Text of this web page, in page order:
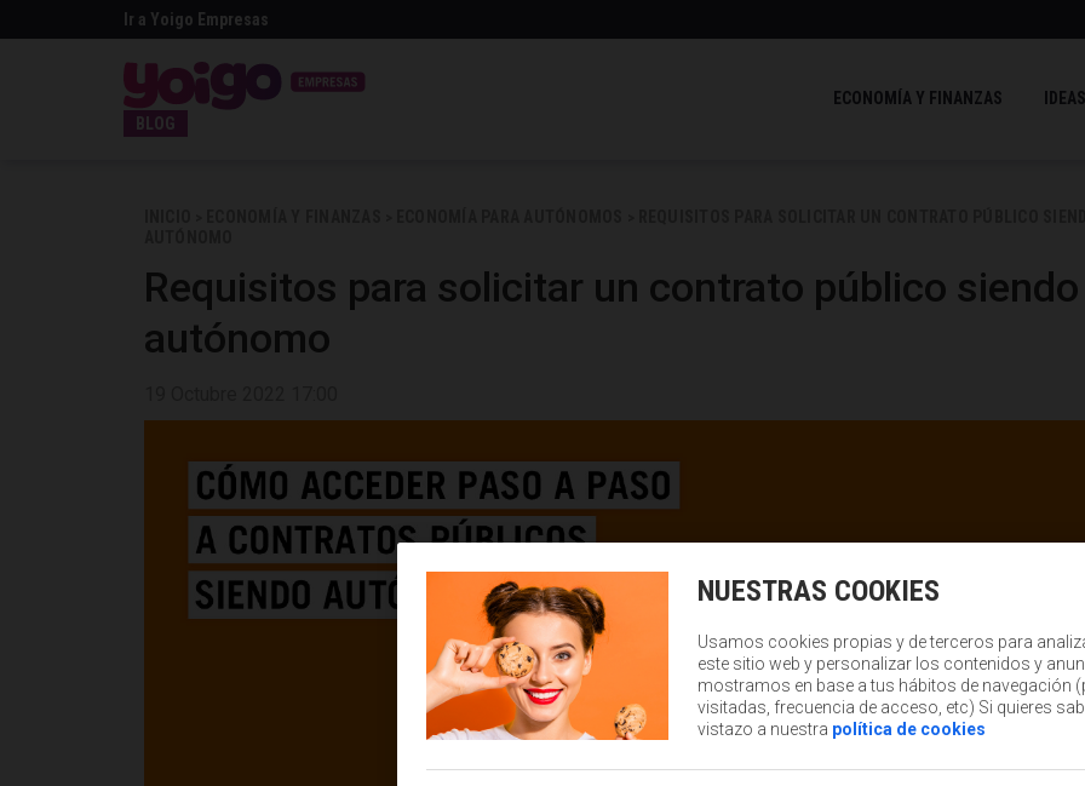
Ir a Yoigo Empresas
BLOG
ECONOMÍA Y FINANZAS
Requisitos para solicitar un contrato público siendo
autónomo
NUESTRAS COOKIES
Usamos cookies propias y de terceros para
este sitio web y personalizar los contenidos y
mostramos en base a tus hábitos de navegación
visitadas, frecuencia de acceso, etc) Si quieres
vistazo a nuestra política de cookies